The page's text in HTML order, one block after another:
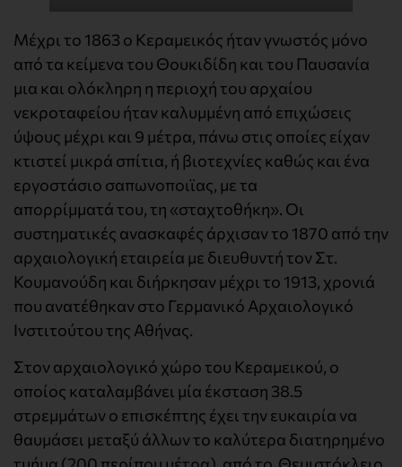
Μέχρι το 1863 ο Κεραμεικός ήταν γνωστός μόνο
από τα κείμενα του Θουκιδίδη και του Παυσανία
μια και ολόκληρη η περιοχή του αρχαίου
νεκροταφείου ήταν καλυμμένη από επιχώσεις
ύψους μέχρι και 9 μέτρα, πάνω στις οποίες είχαν
κτιστεί μικρά σπίτια, ή βιοτεχνίες καθώς και ένα
εργοστάσιο σαπωνοποιϊας, με τα
απορρίμματά του, τη «σταχτοθήκη». Οι
συστηματικές ανασκαφές άρχισαν το 1870 από την
αρχαιολογική εταιρεία με διευθυντή τον Στ.
Κουμανούδη και διήρκησαν μέχρι το 1913, χρονιά
που ανατέθηκαν στο Γερμανικό Αρχαιολογικό
Ινστιτούτου της Αθήνας.
Στον αρχαιολογικό χώρο του Κεραμεικού, ο
οποίος καταλαμβάνει μία έκσταση 38.5
στρεμμάτων ο επισκέπτης έχει την ευκαιρία να
θαυμάσει μεταξύ άλλων το καλύτερα διατηρημένο